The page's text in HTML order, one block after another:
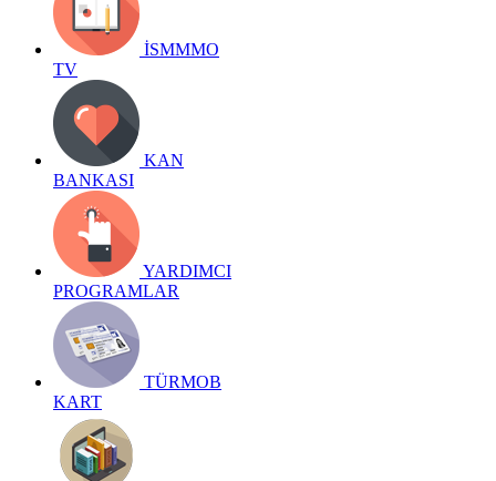
İSMMMO
TV
KAN
BANKASI
YARDIMCI
PROGRAMLAR
TÜRMOB
KART